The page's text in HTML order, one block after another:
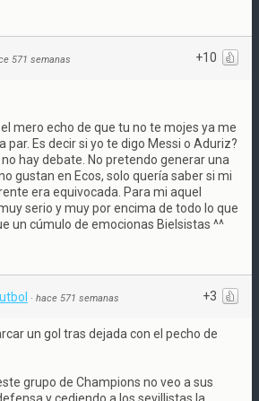
+10
571 semanas
mero echo de que tu no te mojes ya me
par. Es decir si yo te digo Messi o Aduriz?
hay debate. No pretendo generar una
gustan en Ecos, solo quería saber si mi
era equivocada. Para mi aquel
serio y muy por encima de todo lo que
un cúmulo de emocionas Bielsistas ^^
+3
· hace 571 semanas
un gol tras dejada con el pecho de
grupo de Champions no veo a sus